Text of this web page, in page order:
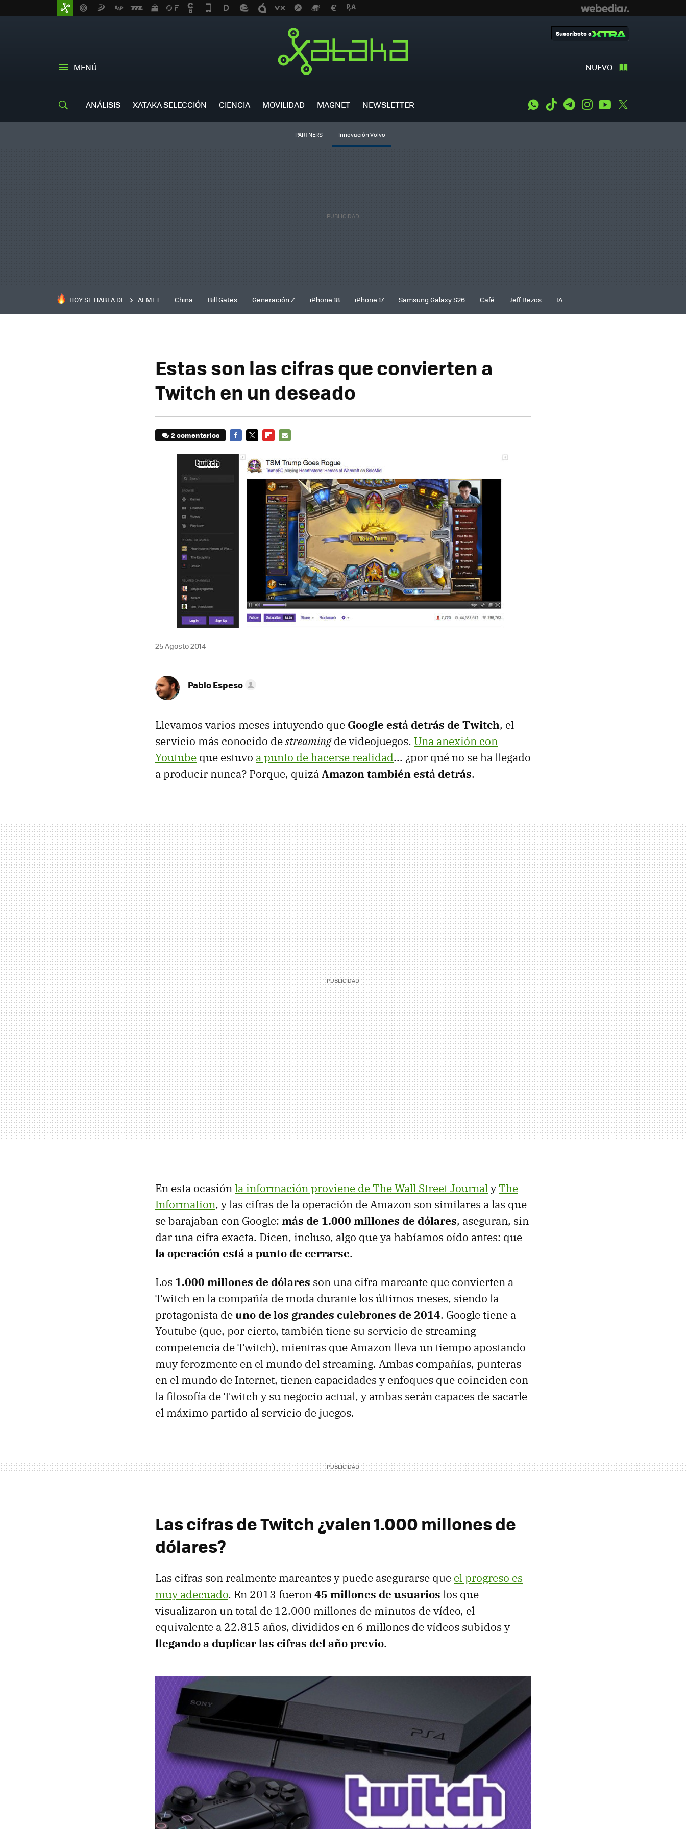
MENÚ NUEVO
Suscríbete a
ANÁLISIS XATAKA SELECCIÓN CIENCIA MOVILIDAD MAGNET NEWSLETTER WhatsApp
Tiktok TelegramInstagramYoutube
PARTNERS Innovación Volvo
HOY SE HABLA DE AEMET China Bill Gates Generación Z iPhone 18 iPhone 17 Samsung Galaxy S26 Café Jeff Bezos IA
Estas son las cifras que convierten a
Twitch en un deseado
2 comentarios
MAIL
25 Agosto 2014
Pablo Espeso
Llevamos varios meses intuyendo que Google está detrás de Twitch, el
servicio más conocido destreamingde videojuegos. Una anexión con
Youtube que estuvo a punto de hacerse realidad... ¿por qué no se ha llegado
a producir nunca? Porque, quizáAmazon también está detrás.
En esta ocasiónla información proviene de The Wall Street JournalyThe
Information, y las cifras de la operación de Amazon son similares a las que
se barajaban con Google: más de 1.000 millones de dólares, aseguran, sin
dar una cifra exacta. Dicen, incluso, algo que ya habíamos oído antes: que
la operación está a punto de cerrarse.
Los 1.000 millones de dólares son una cifra mareante que convierten a
Twitch en la compañía de moda durante los últimos meses, siendo la
protagonista deuno de los grandes culebrones de 2014. Google tiene a
Youtube (que, por cierto, también tiene su servicio de streaming
competencia de Twitch), mientras que Amazon lleva un tiempo apostando
muy ferozmente en el mundo del streaming. Ambas compañías, punteras
en el mundo de Internet, tienen capacidades y enfoques que coinciden con
la filosofía de Twitch y su negocio actual, y ambas serán capaces de sacarle
el máximo partido al servicio de juegos.
Las cifras de Twitch ¿valen 1.000 millones de
dólares?
Las cifras son realmente mareantes y puede asegurarse que el progreso es
muy adecuado. En 2013 fueron45 millones de usuarios los que
visualizaron un total de 12.000 millones de minutos de vídeo, el
equivalente a 22.815 años, divididos en 6 millones de vídeos subidos y
llegando a duplicar las cifras del año previo.